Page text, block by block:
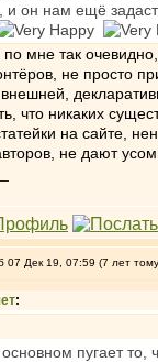
и он нам ещё
мне так
не просто
что никаких
на сайте,
не дают
07 Дек 19, 07:59 (7 лет
:
пугает то,